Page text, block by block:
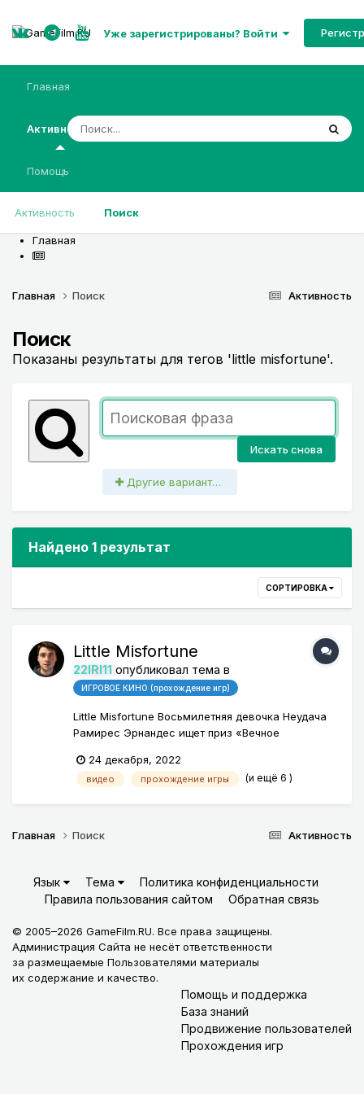
Уже зарегистрированы? Войти
Главная
Активность
Активность Поиск
Помощь
Главная
Активность
Главная Поиск
Поиск
Показаны результаты для тегов 'little misfortune'.
Искать снова
Другие варианты поиска
Найдено 1 результат
СОРТИРОВКА
Little Misfortune
22IRI11 опубликовал тема в
ИГРОВОЕ КИНО (прохождение игр)
Little Misfortune Восьмилетняя девочка Неудача
Рамирес Эрнандес ищет приз «Вечное
Используя богатое воображение и помощь
своего нового друга Мистер Голос, она
24 декабря, 2022
видео прохождение игры (и ещё 6 )
Активность
Главная Поиск
Язык Тема
Политика конфиденциальности
Правила пользования сайтом
Обратная связь
© 2005–2026 GameFilm.RU. Все права защищены.
Администрация Сайта не несёт ответственности
за размещаемые Пользователями материалы
их содержание и качество.
Помощь и поддержка
База знаний
Продвижение пользователей
Прохождения игр